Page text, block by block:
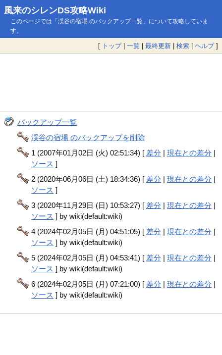
風来のシレンDS攻略Wiki
このページでは「渓谷の宿場 のバックアップ一覧」について攻略していま
す。
[ トップ| 一覧 | 最終更新 | 検索 | ヘルプ]
バックアップ一覧
渓谷の宿場 のバックアップを削除
1 (2007年01月02日 (火) 02:51:34) [ 差分 |現在との差分 |
ソース ]
2 (2020年06月06日 (土) 18:34:36) [ 差分 |現在との差分 |
ソース ]
3 (2020年11月29日 (日) 10:53:27) [ 差分 |現在との差分 |
ソース ] by wiki(default:wiki)
4 (2024年02月05日 (月) 04:51:05) [ 差分 |現在との差分 |
ソース ] by wiki(default:wiki)
5 (2024年02月05日 (月) 04:53:41) [ 差分 |現在との差分 |
ソース ] by wiki(default:wiki)
6 (2024年02月05日 (月) 07:21:00) [ 差分 |現在との差分 |
ソース ] by wiki(default:wiki)